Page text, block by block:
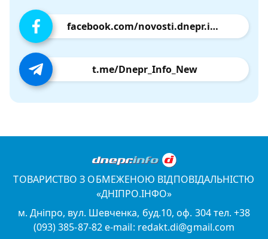
facebook.com/novosti.dnepr.info
t.me/Dnepr_Info_New
ТОВАРИСТВО З ОБМЕЖЕНОЮ ВІДПОВІДАЛЬНІСТЮ
«ДНІПРО.ІНФО»
м. Дніпро, вул. Шевченка, буд.10, оф. 304 тел. +38
(093) 385-87-82 e-mail: redakt.di@gmail.com